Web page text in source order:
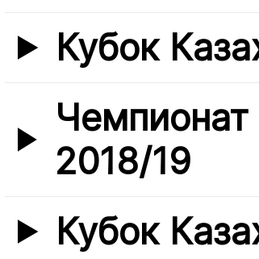
Кубок
Чемпионат
2018/19
Кубок